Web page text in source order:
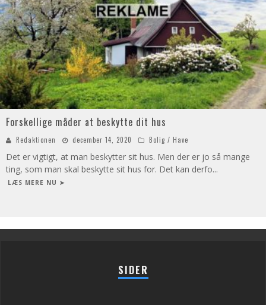
Forskellige måder at beskytte dit hus
Redaktionen december 14, 2020 Bolig / Have
Det er vigtigt, at man beskytter sit hus. Men der er jo så mange
ting, som man skal beskytte sit hus for. Det kan derfo...
LÆS MERE NU ➤
SIDER